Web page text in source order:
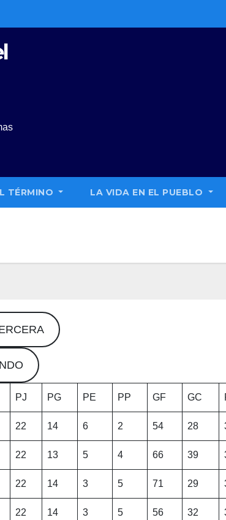
TÉRMINO LA VIDA EN EL PUEBLO
PJ PG PE PP GF GC
22 14 6 2 54 28
22 13 5 4 66 39
22 14 3 5 71 29
22 14 3 5 56 32